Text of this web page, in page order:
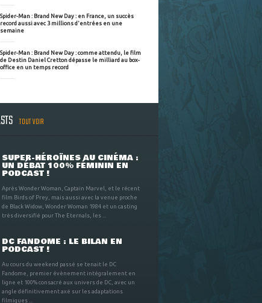
Spider-Man : Brand New Day : en France, un succès
record aussi avec 3 millions d'entrées en une
semaine
Spider-Man : Brand New Day : comme attendu, le film
de Destin Daniel Cretton dépasse le milliard au box-
office en un temps record
TOUT VOIR
SUPER-HÉROÏNES AU CINÉMA :
UN DÉBAT 100% FÉMININ EN
PODCAST !
Après Wonder Woman, Captain Marvel, et le récent
film Birds of Prey, mais aussi avec la venue proche
de Black Widow, Wonder Woman 1984 et un casting
très diversifié pour The Eternals, les ...
DC FANDOME : LE BILAN EN
PODCAST !
Au cours du weekend passé se tenait le DC
Fandome, premier évènement intégralement en
ligne et 100% consacré aux univers de DC, avec un
angle définitivement axé sur les adaptations
filmiques ...